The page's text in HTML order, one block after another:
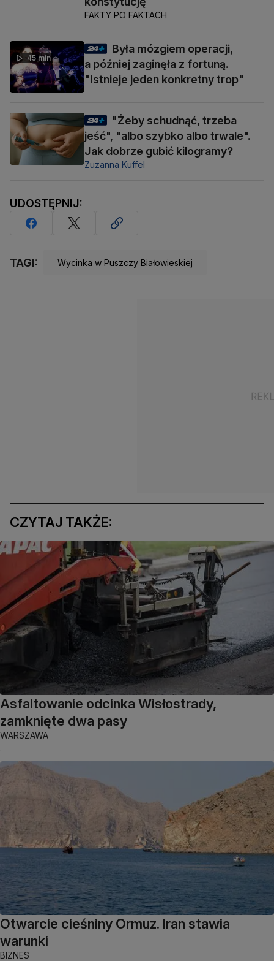
FAKTY PO FAKTACH
45 min
Była mózgiem operacji,
a później zaginęła z fortuną.
"Istnieje jeden konkretny trop"
"Żeby schudnąć, trzeba
jeść", "albo szybko albo trwale".
Jak dobrze gubić kilogramy?
Zuzanna Kuffel
UDOSTĘPNIJ:
TAGI: Wycinka w Puszczy Białowieskiej
CZYTAJ TAKŻE:
Asfaltowanie odcinka Wisłostrady,
zamknięte dwa pasy
WARSZAWA
Otwarcie cieśniny Ormuz. Iran stawia
warunki
BIZNES